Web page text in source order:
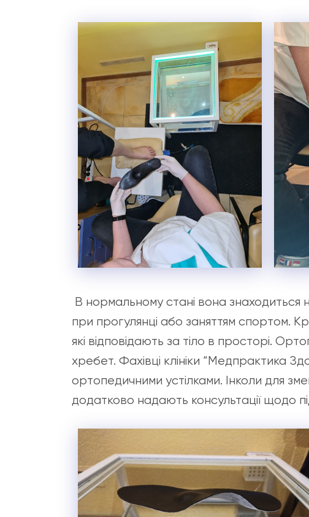
В нормальному стані вона
при прогулянці або заняттям спортом.
які відповідають за тіло в просторі.
хребет. Фахівці клініки “Медпрактика
ортопедичними устілками. Інколи для
додатково надають консультації щодо